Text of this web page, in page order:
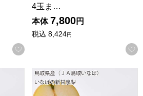
お気に入りに登録する
4玉ま…
本体 7,800円
税込 8,424円
)いなばの新甘泉梨 赤秀5kg 4L12玉
鳥取県産(JA鳥取いなば)いな